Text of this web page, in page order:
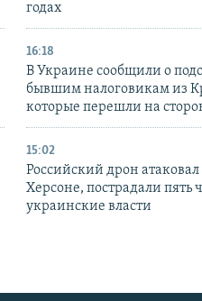
годах
16:18
В Украине сообщили о
бывшим налоговикам из
которые перешли на
15:02
Российский дрон
Херсоне, пострадали пять
украинские власти